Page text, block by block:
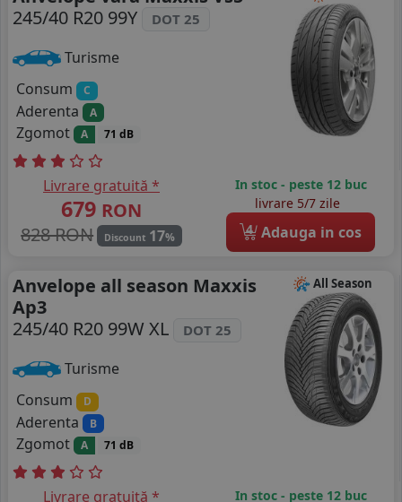
245/40 R20 99Y
DOT 25
Turisme
Consum
C
Aderenta A
Zgomot A 71 dB
Livrare gratuită *
679 RON
828 RON
Discount 17%
In stoc - peste 12 buc
livrare 5/7 zile
4 Adauga in cos
All Season
Anvelope all season Maxxis
Ap3
245/40 R20 99W XL
DOT 25
Turisme
Consum
D
Aderenta B
Zgomot A 71 dB
Livrare gratuită *
In stoc - peste 12 buc